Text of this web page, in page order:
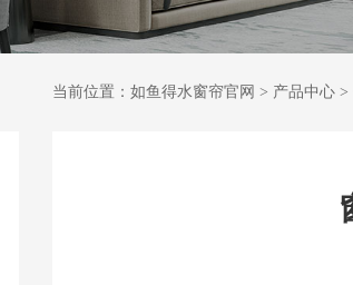
当前位置： 如鱼得水窗帘官网 > 产品中心 >